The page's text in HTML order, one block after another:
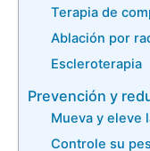
Terapia de
Ablación por
Escleroterapia
Prevención y
Mueva y eleve
Controle su